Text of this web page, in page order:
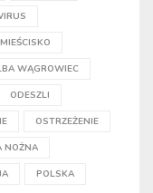
MIEŚCISKO
WĄGROWIEC
ODESZLI
OSTRZEŻENIE
NOŻNA
POLSKA